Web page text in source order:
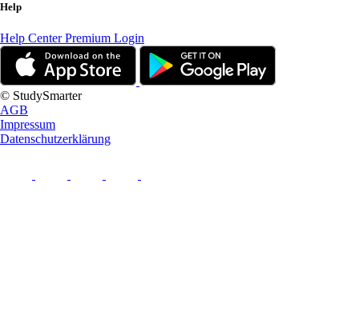
Help
Help CenterPremium Login
© StudySmarter
AGB
Impressum
Datenschutzerklärung